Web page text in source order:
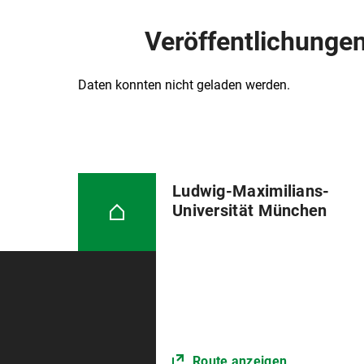
Daten konnten nicht geladen werden.
Ludwig-Maximilians-
Universität München